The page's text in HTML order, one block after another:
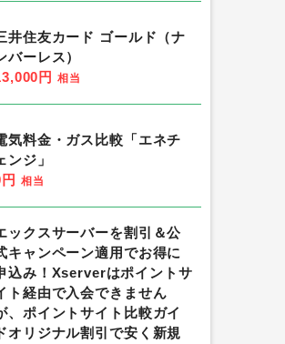
井住友カード ゴールド（ナ
バーレス）
円 相当
気料金・ガス比較「エネチ
ンジ」
相当
ックスサーバーを割引＆公
キャンペーン適用でお得に
込み！Xserverはポイントサ
ト経由で入会できません
、ポイントサイト比較ガイ
オリジナル割引で安く新規